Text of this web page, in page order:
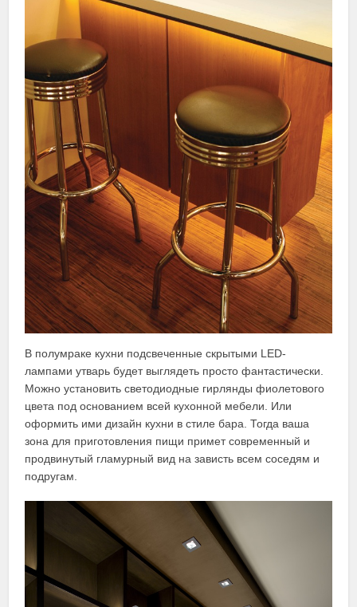
В полумраке кухни подсвеченные скрытыми LED-
лампами утварь будет выглядеть просто фантастически.
Можно установить светодиодные гирлянды фиолетового
цвета под основанием всей кухонной мебели. Или
оформить ими дизайн кухни в стиле бара. Тогда ваша
зона для приготовления пищи примет современный и
продвинутый гламурный вид на зависть всем соседям и
подругам.